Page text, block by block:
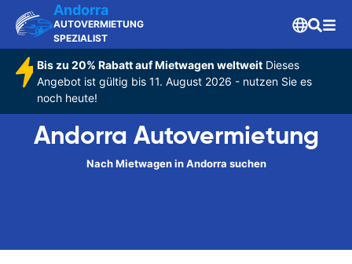
Andorra
AUTOVERMIETUNG
SPEZIALIST
Bis zu 20% Rabatt auf Mietwagen weltweitDieses
Angebot ist gültig bis 11. August 2026 - nutzen Sie es
noch heute!
Andorra Autovermietung
Nach Mietwagen in Andorra suchen